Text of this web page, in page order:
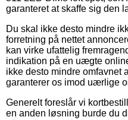
garanteret at skaffe sig den
Du skal ikke desto mindre
forretning på nettet
kan virke ufattelig
indikation på en uægte
ikke desto mindre omfavnet
garanterer os imod uærlige
Generelt foreslår vi
en anden løsning burde du